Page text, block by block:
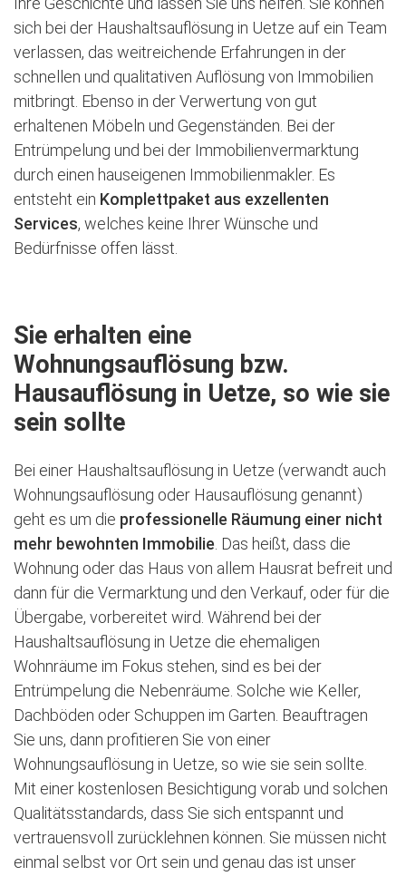
sich bei der Haushaltsauflösung in Uetze auf ein Team
verlassen, das weitreichende Erfahrungen in der
schnellen und qualitativen Auflösung von Immobilien
mitbringt. Ebenso in der Verwertung von gut
erhaltenen Möbeln und Gegenständen. Bei der
Entrümpelung und bei der Immobilienvermarktung
durch einen hauseigenen Immobilienmakler. Es
entsteht ein Komplettpaket aus exzellenten
Services, welches keine Ihrer Wünsche und
Bedürfnisse offen lässt.
Sie erhalten eine
Wohnungsauflösung bzw.
Hausauflösung in Uetze, so wie sie
sein sollte
Bei einer Haushaltsauflösung in Uetze (verwandt auch
Wohnungsauflösung oder Hausauflösung genannt)
geht es um die professionelle Räumung einer nicht
mehr bewohnten Immobilie . Das heißt, dass die
Wohnung oder das Haus von allem Hausrat befreit und
dann für die Vermarktung und den Verkauf, oder für die
Übergabe, vorbereitet wird. Während bei der
Haushaltsauflösung in Uetze die ehemaligen
Wohnräume im Fokus stehen, sind es bei der
Entrümpelung die Nebenräume. Solche wie Keller,
Dachböden oder Schuppen im Garten. Beauftragen
Sie uns, dann profitieren Sie von einer
Wohnungsauflösung in Uetze, so wie sie sein sollte.
Mit einer kostenlosen Besichtigung vorab und solchen
Qualitätsstandards, dass Sie sich entspannt und
vertrauensvoll zurücklehnen können. Sie müssen nicht
einmal selbst vor Ort sein und genau das ist unser